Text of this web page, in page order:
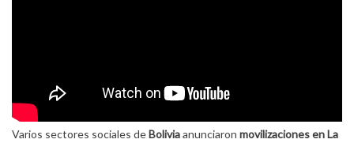
Varios sectores sociales deBoliviaanunciaron movilizaciones en La